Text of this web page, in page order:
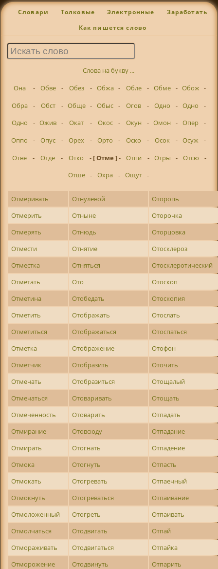
Словари Толковые Электронные Заработать
Как пишется слово
Слова на букву ...
Она
- Обве - Обез - Обжа - Обле - Обме - Обож -
Обра
- Обст - Обще - Обыс - Огов - Одно - Одно
-
Одно
- Ожив - Окат - Окос - Окун - Омон - Опер
-
Оппо
- Опус - Орех - Орто - Оско - Осок - Осуж
-
Отве
- Отде - Отко - [ Отме ]- Отпи - Отры - Отсю
-
Отше - Охра - Ощут -
Отмеривать Отнулевой
Оторопь
Отмерить
Отныне
Оторочка
Отмерять
Отнюдь
Оторцовка
Отмести
Отнятие
Отосклероз
Отместка
Отняться
Отосклеротический
Отметать
Ото
Отоскоп
Отметина
Отобедать
Отоскопия
Отметить
Отображать
Отослать
Отметиться
Отображаться
Отоспаться
Отметка
Отображение
Отофон
Отметчик
Отобразить
Оточить
Отмечать
Отобразиться
Отощалый
Отмечаться
Отоваривать
Отощать
Отмеченность
Отоварить
Отпадать
Отмирание
Отовсюду
Отпадание
Отмирать
Отогнать
Отпадение
Отмока
Отогнуть
Отпасть
Отмокать
Отогревать
Отпаечный
Отмокнуть
Отогреваться
Отпаивание
Отмоложенный
Отогреть
Отпаивать
Отмолчаться
Отодвигать
Отпай
Отмораживать
Отодвигаться
Отпайка
Отморожение
Отодвинуть
Отпарить